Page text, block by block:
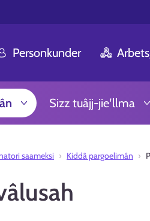
Personkunder
Sizz tuâjj-jieʹllma
saameksi Kiddâ pargoelimân